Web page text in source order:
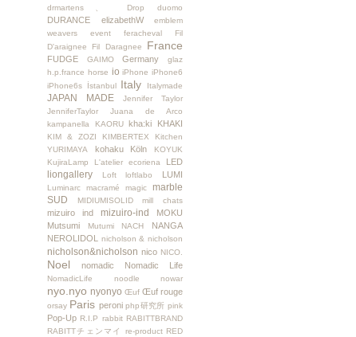
drmartens、
Drop duomo
DURANCE elizabethW
emblem
weavers
event feracheval
Fil
D'araignee
Fil Daragnee France
FUDGE GAIMO Germany
glaz
h.p.france horse io iPhone iPhone6
iPhone6s
İstanbul Italy Italymade
JAPAN MADE
Jennifer Taylor
JenniferTaylor
Juana de Arco
kampanella
KAORU kha:ki KHAKI
KIM & ZOZI KIMBERTEX
Kitchen
YURIMAYA
kohaku Köln
KOYUK
KujiraLamp
L'atelier ecoriena LED
liongallery Loft loftlabo LUMI
Luminarc macramé magic
marble
SUD
MIDIUMISOLID mill chats
mizuiro ind mizuiro-ind
MOKU
Mutsumi
Mutumi NACH
NANGA
NEROLIDOL
nicholson & nicholson
nicholson&nicholson nico NICO.
Noel nomadic Nomadic Life
NomadicLife noodle nowar
nyo.nyo nyonyo Œuf Œuf rouge
orsay Paris peroni php研究所 pink
Pop-Up R.I.P rabbit RABITTBRAND
RABITTチェンマイ
re-product RED